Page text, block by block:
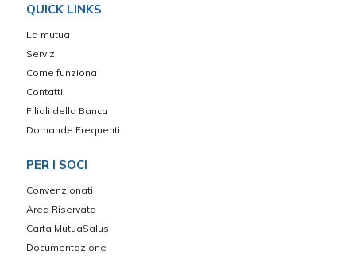
QUICK LINKS
La mutua
Servizi
Come funziona
Contatti
Filiali della Banca
Domande Frequenti
PER I SOCI
Convenzionati
Area Riservata
Carta MutuaSalus
Documentazione